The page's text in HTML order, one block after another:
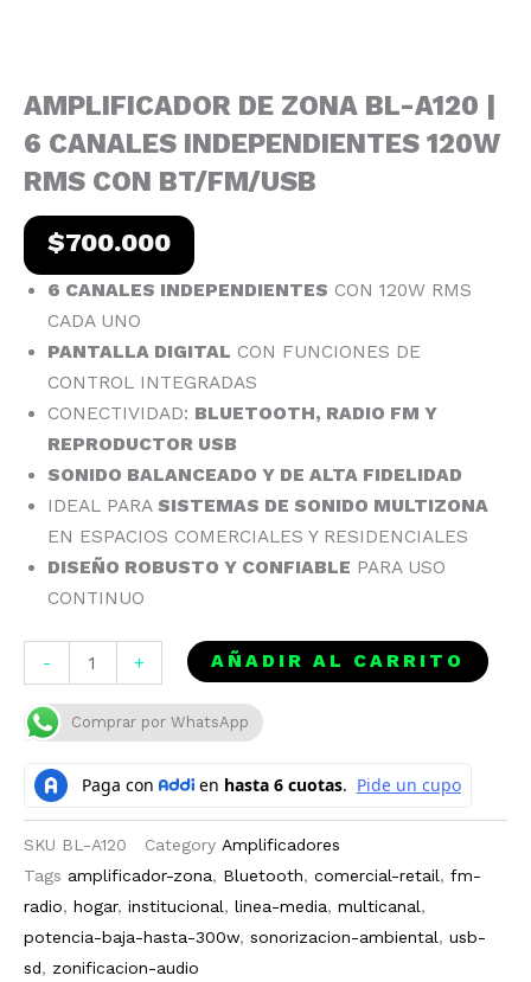
AMPLIFICADOR DE ZONA BL-A120 |
6 CANALES INDEPENDIENTES 120W
RMS CON BT/FM/USB
$700.000
6 CANALES INDEPENDIENTES CON 120W RMS
CADA UNO
PANTALLA DIGITAL CON FUNCIONES DE
CONTROL INTEGRADAS
CONECTIVIDAD: BLUETOOTH, RADIO FM Y
REPRODUCTOR USB
SONIDO BALANCEADO Y DE ALTA FIDELIDAD
IDEAL PARA SISTEMAS DE SONIDO MULTIZONA
EN ESPACIOS COMERCIALES Y RESIDENCIALES
DISEÑO ROBUSTO Y CONFIABLE PARA USO
CONTINUO
-
AMPLIFICADOR
DE
ZONA
BL-
A120
6
CANALES
INDEPENDIENTES
120W
RMS
+ AÑADIR AL CARRITO
Comprar por WhatsApp
SKU BL-A120 Category Amplificadores
Tags amplificador-zona, Bluetooth, comercial-retail, fm-
radio, hogar, institucional, linea-media, multicanal,
potencia-baja-hasta-300w, sonorizacion-ambiental, usb-
sd, zonificacion-audio